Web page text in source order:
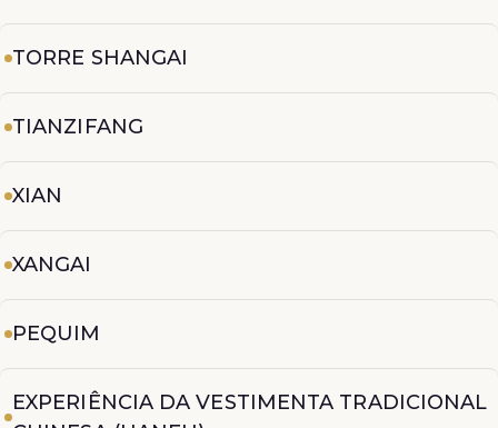
TORRE SHANGAI
TIANZIFANG
XIAN
XANGAI
PEQUIM
EXPERIÊNCIA DA VESTIMENTA TRADICIONAL